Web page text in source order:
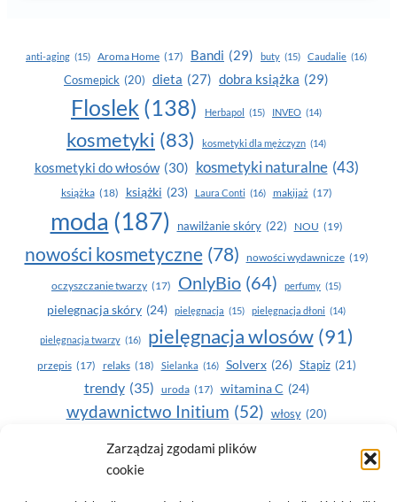
Zarządzaj zgodami plików
cookie
anti-aging (15) Aroma Home (17) Bandi (29) buty (15) Caudalie (16)
Cosmepick (20) dieta (27) dobra książka (29)
Floslek (138) Herbapol (15) INVEO (14)
kosmetyki (83) kosmetyki dla mężczyzn (14)
kosmetyki do włosów (30) kosmetyki naturalne (43)
książka (18) książki (23) Laura Conti (16) makijaż (17)
moda (187) nawilżanie skóry (22) NOU (19)
nowości kosmetyczne (78) nowości wydawnicze (19)
oczyszczanie twarzy (17) OnlyBio (64) perfumy (15)
pielegnacja skóry (24) pielęgnacja (15) pielęgnacja dłoni (14)
pielęgnacja twarzy (16) pielęgnacja wlosów (91)
przepis (17) relaks (18) Sielanka (16) Solverx (26) Stapiz (21)
trendy (35) uroda (17) witamina C (24)
wydawnictwo Initium (52) włosy (20)
Yasumi(164) zdrowe zęby
zdrowie